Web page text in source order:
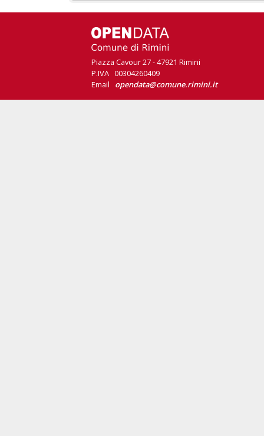
Piazza Cavour 27 - 47921 Rimini
P.IVA 00304260409
Email opendata@comune.rimini.it